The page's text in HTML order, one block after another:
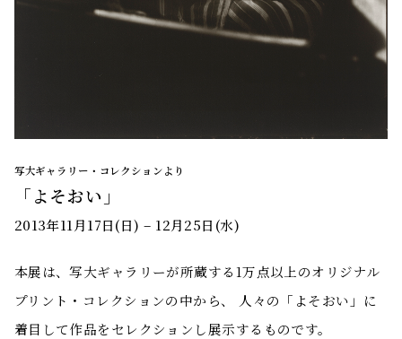
写大ギャラリー・コレクションより
「よそおい」
2013年11月17日(日) – 12月25日(水)
本展は、写大ギャラリーが所蔵する1万点以上のオリジナル
プリント・コレクションの中から、 人々の「よそおい」に
着目して作品をセレクションし展示するものです。